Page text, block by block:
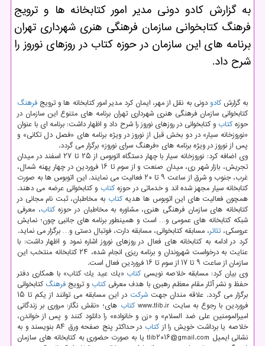
به گزارش كادو دونی مدیر امور كتابخانه ها و ترویج
فرهنگ كتابخوانی سازمان فرهنگی هنری شهرداری تهران
برنامه های این سازمان در حوزه كتاب در روزهای نوروز را
شرح داد.
به گزارشكادودونی به نقل از مهر، ایمان كرد مدیر امور كتابخانه ها و ترویج فرهنگ
كتابخوانی سازمان فرهنگی هنری شهرداری تهران برنامه های متنوع این سازمان در
حوزهكتاب و كتابخوانی در روزهای نوروز را شرح داد و اظهار داشت: برنامه ای با عنوان
«نوروزخانه سیار» در دو بخش قبل از نوروز در ویژه برنامه های «فصل دل تكانی» و
پس از نوروز در ویژه برنامه های «فرهنگ سرای نوروز» برگزار می گردد.
وی اضافه كرد: نوروزخانه سیار با چهار دستگاه اتوبوس از ۲۵ تا ۲۷ اسفند در میدان
تجریش، بازار شهر ری، میدان صنعت و از سوم تا ۱۶ فروردین در چهار پهنه شمال،
غرب، جنوب و شرق از ساعت ۹ تا ۲۰ فعالیت می نمایند. این اتوبوس ها به صورت
كتابخانه سیار مجهز شده اند و خدماتی در حوزهكتاب و كتابخوانی عرضه می دهند.
همچون فعالیت های این اتوبوس ها هدیهكتاب به مخاطبان، ثبت نام مجانی در
كتابخانه های سازمان فرهنگی هنری، مشاوره به مخاطبان در حوزهكتاب، معرفی
شبكه كتابخانه های عمومی و… است و همینطور برنامه های جانبی چون؛ نمایش
عروسكی،تئاتر، مسابقه كتابخوانی، مسابقه دارت، فوتبال دستی و… برگزار می نماید.
كرد در ادامه به كتابخانه های فعال در روزهای نوروز اشاره نمود و اظهار داشت: با
عنایت به درخواست شهروندان و برنامه ریزی انجام شده، ۲۴ كتابخانه منتخب این
سازمان از ساعت ۹ تا ۱۷ از سوم تا ۱۶ فروردین فعال است.
وی بیان كرد: مسابقه خلاصه نویسی كتاب «یك عید یك كتاب» با همكاری دفتر
حفظ و نشر آثار مقام معظم رهبری با هدف معرفی كتاب و ترویج فرهنگ كتابخوانی
برگزار می گردد. علاقه مندان جهتشركت
در این مسابقه می توانند از یكم تا ۱۵
فروردین با رجوع به سایت www.tlib.ir
كتاب های؛ «نقش نگار: مروری بر زندگانی
امیرالمومنین علی ضد السلام» و «زن و خانواده» را دانلود كنند و پس از خواندن،
خلاصه یا برداشت خویش را ازكتاب
در حداكثر پنج صفحه ورق A۴ بنویسند و به
نشانی ایمیل tlib۲۰۱۶@gmail.com یا به صورت حضوری به كتابخانه های سازمان